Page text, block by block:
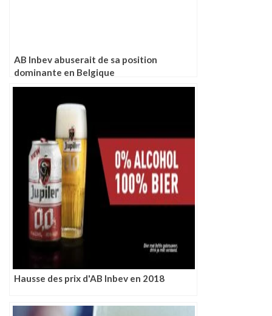
AB Inbev abuserait de sa position
dominante en Belgique
Hausse des prix d'AB Inbev en 2018